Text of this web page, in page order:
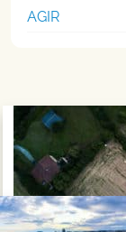
AGIR
Navigation